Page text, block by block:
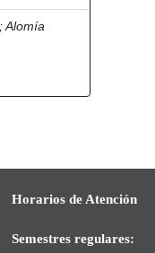
;Alomía
Horarios de Atención
Semestres regulares: